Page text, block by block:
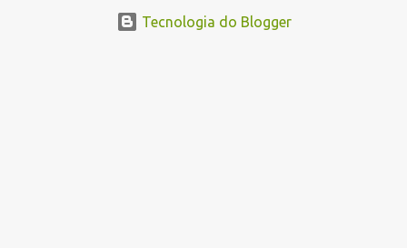
Tecnologia do Blogger